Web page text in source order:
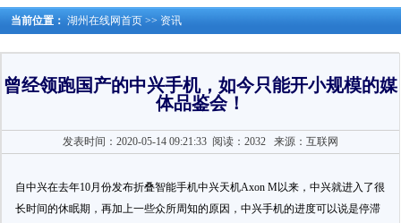
当前位置： 湖州在线网首页 >> 资讯
曾经领跑国产的中兴手机，如今只能开小规模的媒
体品鉴会！
发表时间：2020-05-14 09:21:33 阅读：2032来源：互联网
自中兴在去年10月份发布折叠智能手机中兴天机Axon M以来，中兴就进入了很
长时间的休眠期，再加上一些众所周知的原因，中兴手机的进度可以说是停滞